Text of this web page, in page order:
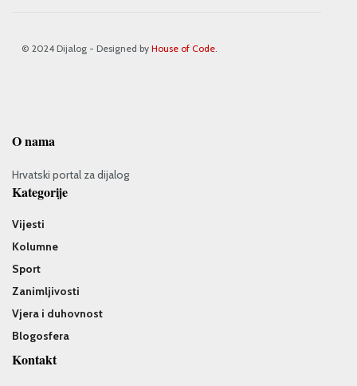
© 2024 Dijalog - Designed by House of Code.
O nama
Hrvatski portal za dijalog
Kategorije
Vijesti
Kolumne
Sport
Zanimljivosti
Vjera i duhovnost
Blogosfera
Kontakt